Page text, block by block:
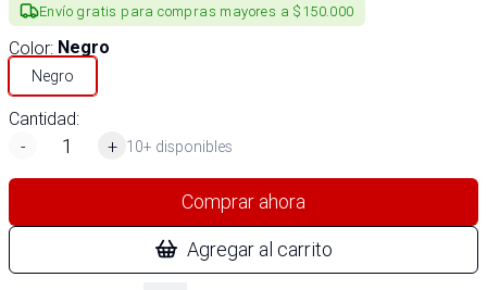
Envío gratis para compras mayores a $150.000
Color: Negro
Negro
Cantidad:
-
+ 10+ disponibles
Comprar ahora
Agregar al carrito